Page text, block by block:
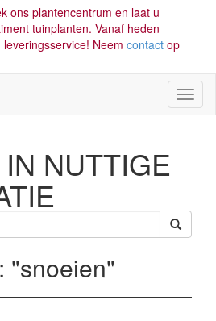
ons plantencentrum en laat u
tuinplanten. Vanaf heden
Neem contact op
NUTTIGE
"snoeien"